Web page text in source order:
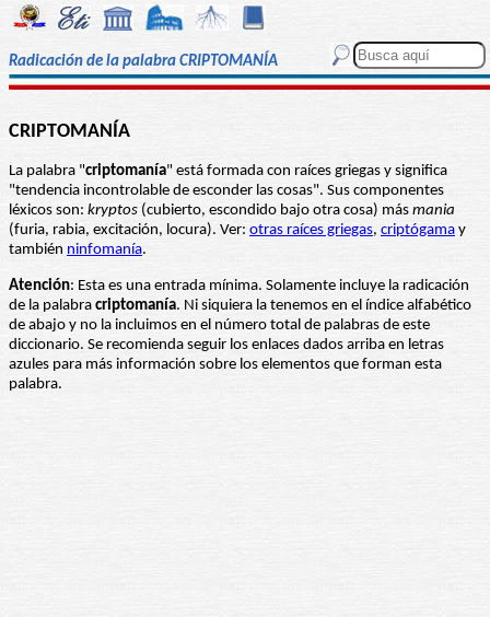
Radicación de la palabra CRIPTOMANÍA
CRIPTOMANÍA
La palabra "criptomanía" está formada con raíces griegas y significa
"tendencia incontrolable de esconder las cosas". Sus componentes
léxicos son: kryptos (cubierto, escondido bajo otra cosa) más mania
(furia, rabia, excitación, locura). Ver: otras raíces griegas, criptógama y
también ninfomanía.
Atención: Esta es una entrada mínima. Solamente incluye la radicación
de la palabra criptomanía. Ni siquiera la tenemos en el índice alfabético
de abajo y no la incluimos en el número total de palabras de este
diccionario. Se recomienda seguir los enlaces dados arriba en letras
azules para más información sobre los elementos que forman esta
palabra.